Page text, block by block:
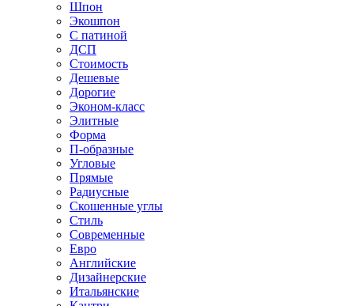
Шпон
Экошпон
С патиной
ДСП
Стоимость
Дешевые
Дорогие
Эконом-класс
Элитные
Форма
П-образные
Угловые
Прямые
Радиусные
Скошенные углы
Стиль
Современные
Евро
Английские
Дизайнерские
Итальянские